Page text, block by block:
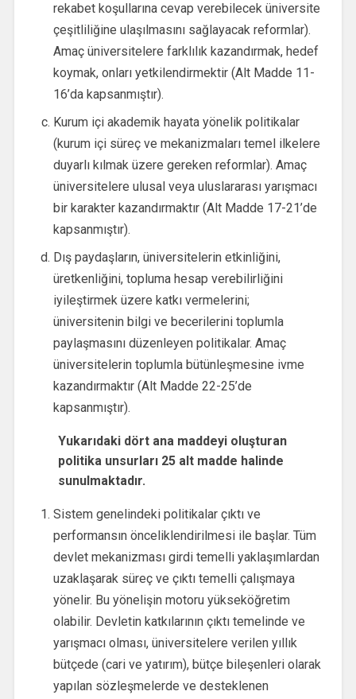
rekabet koşullarına cevap verebilecek üniversite
çeşitliliğine ulaşılmasını sağlayacak reformlar).
Amaç üniversitelere farklılık kazandırmak, hedef
koymak, onları yetkilendirmektir (Alt Madde 11-
16’da kapsanmıştır).
Kurum içi akademik hayata yönelik politikalar
(kurum içi süreç ve mekanizmaları temel ilkelere
duyarlı kılmak üzere gereken reformlar). Amaç
üniversitelere ulusal veya uluslararası yarışmacı
bir karakter kazandırmaktır (Alt Madde 17-21’de
kapsanmıştır).
Dış paydaşların, üniversitelerin etkinliğini,
üretkenliğini, topluma hesap verebilirliğini
iyileştirmek üzere katkı vermelerini;
üniversitenin bilgi ve becerilerini toplumla
paylaşmasını düzenleyen politikalar. Amaç
üniversitelerin toplumla bütünleşmesine ivme
kazandırmaktır (Alt Madde 22-25’de
kapsanmıştır).
Yukarıdaki dört ana maddeyi oluşturan
politika unsurları 25 alt madde halinde
sunulmaktadır.
Sistem genelindeki politikalar çıktı ve
performansın önceliklendirilmesi ile başlar. Tüm
devlet mekanizması girdi temelli yaklaşımlardan
uzaklaşarak süreç ve çıktı temelli çalışmaya
yönelir. Bu yönelişin motoru yükseköğretim
olabilir. Devletin katkılarının çıktı temelinde ve
yarışmacı olması, üniversitelere verilen yıllık
bütçede (cari ve yatırım), bütçe bileşenleri olarak
yapılan sözleşmelerde ve desteklenen